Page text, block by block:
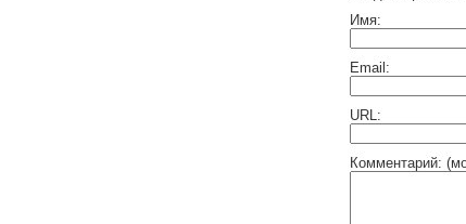
Имя:
Email:
URL:
Комментарий: